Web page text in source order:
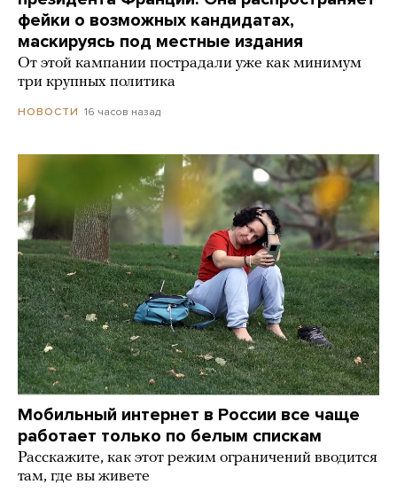
фейки о возможных кандидатах,
маскируясь под местные издания
От этой кампании пострадали уже как минимум
три крупных политика
НОВОСТИ 16 часов назад
Мобильный интернет в России все чаще
работает только по белым спискам
Расскажите, как этот режим ограничений вводится
там, где вы живете